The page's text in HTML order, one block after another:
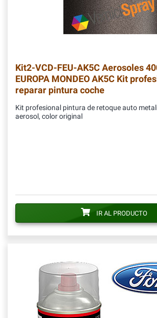
Kit2-VCD-FEU-AK5C Aerosoles
EUROPA MONDEO AK5C Kit
reparar pintura coche
Kit profesional pintura de retoque auto
aerosol, color original
IR AL PRODUCTO